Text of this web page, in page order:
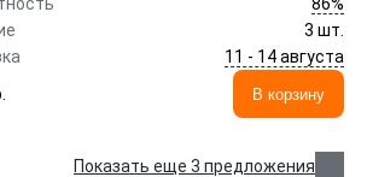
3 шт.
11 - 14 августа
В корзину
Показать еще 3 предложения